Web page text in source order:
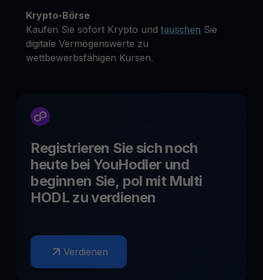
Krypto-Börse
Kaufen Sie sofort Krypto undtauschen Sie
digitale Vermögenswerte zu
wettbewerbsfähigen Kursen.
Registrieren Sie sich noch
heute bei YouHodler und
beginnen Sie, pol mit Multi
HODL zu verdienen
Verdienen